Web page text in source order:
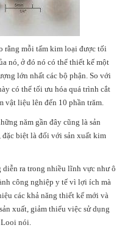
rằng mỗi tấm kim loại được tối
nó, ở đó nó có thể thiết kế một
lớn nhất các bộ phận. So với
có thể tối ưu hóa quá trình cắt
vật liệu lên đến 10 phần trăm.
năm gần đây cũng là sản
biệt là đối với sản xuất kim
ra trong nhiều lĩnh vực như ô
công nghiệp y tế vì lợi ích mà
các khả năng thiết kế mới và
xuất, giảm thiểu việc sử dụng
nói.